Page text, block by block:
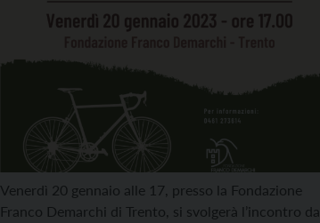
Venerdì 20 gennaio alle 17, presso la Fondazione
Franco Demarchi di Trento, si svolgerà l’incontro dal